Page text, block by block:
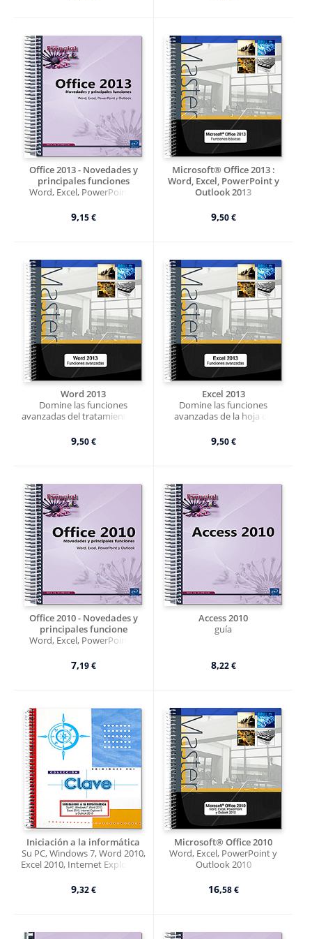
Office 2013 - Novedades y
principales funciones
Word, Excel, PowerPoint y
9,15 €
Microsoft® Office 2013 :
Word, Excel, PowerPoint y
Outlook 2013
9,50 €
Word 2013
Domine las funciones
avanzadas del tratamiento de
9,50 €
Excel 2013
Domine las funciones
avanzadas de la hoja de
9,50 €
Office 2010 - Novedades y
principales funcione
Word, Excel, PowerPoint y
7,19 €
Access 2010
guía
8,22 €
Iniciación a la informática
Su PC, Windows 7, Word 2010,
Excel 2010, Internet Explorer 9
9,32 €
Microsoft® Office 2010
Word, Excel, PowerPoint y
Outlook 2010
16,58 €